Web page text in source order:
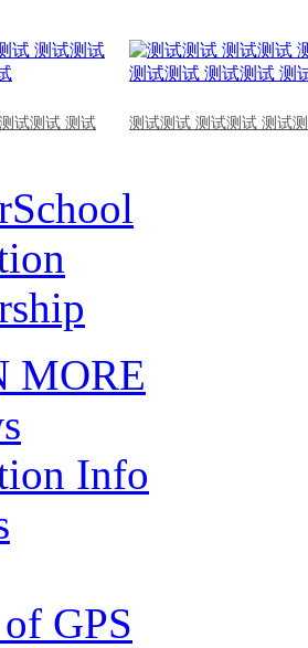
试测试 测试 测试测试 测试测试 测试
MORE
Info
GPS